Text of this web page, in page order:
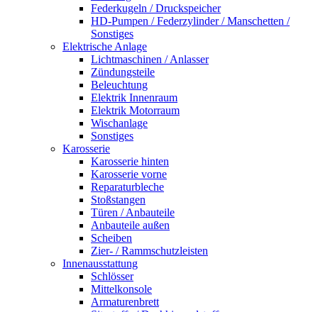
Federkugeln / Druckspeicher
HD-Pumpen / Federzylinder / Manschetten /
Sonstiges
Elektrische Anlage
Lichtmaschinen / Anlasser
Zündungsteile
Beleuchtung
Elektrik Innenraum
Elektrik Motorraum
Wischanlage
Sonstiges
Karosserie
Karosserie hinten
Karosserie vorne
Reparaturbleche
Stoßstangen
Türen / Anbauteile
Anbauteile außen
Scheiben
Zier- / Rammschutzleisten
Innenausstattung
Schlösser
Mittelkonsole
Armaturenbrett